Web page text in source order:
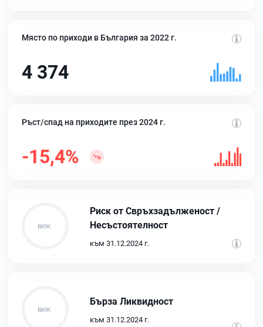
Място по приходи в България за 2022 г.
4 374
Ръст/спад на приходите през 2024 г.
-15,4%
Риск от Свръхзадълженост /
Несъстоятелност
към 31.12.2024 г.
Бърза Ликвидност
към 31.12.2024 г.